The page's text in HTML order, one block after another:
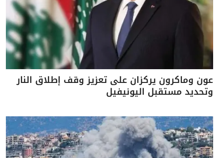
عون وماكرون يركزان على تعزيز وقف إطلاق النار
وتحديد مستقبل اليونيفيل